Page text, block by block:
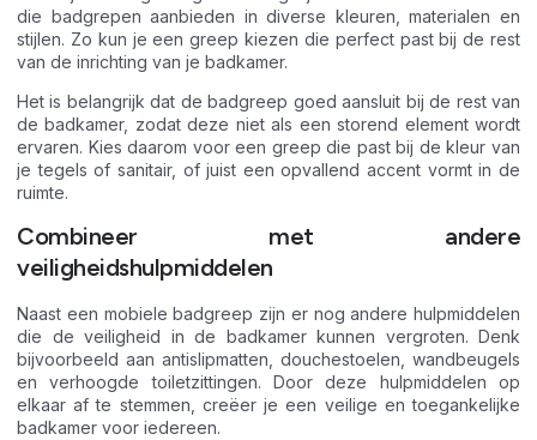
die badgrepen aanbieden in diverse kleuren, materialen en
stijlen. Zo kun je een greep kiezen die perfect past bij de rest
van de inrichting van je badkamer.
Het is belangrijk dat de badgreep goed aansluit bij de rest van
de badkamer, zodat deze niet als een storend element wordt
ervaren. Kies daarom voor een greep die past bij de kleur van
je tegels of sanitair, of juist een opvallend accent vormt in de
ruimte.
Combineer met andere
veiligheidshulpmiddelen
Naast een mobiele badgreep zijn er nog andere hulpmiddelen
die de veiligheid in de badkamer kunnen vergroten. Denk
bijvoorbeeld aan antislipmatten, douchestoelen, wandbeugels
en verhoogde toiletzittingen. Door deze hulpmiddelen op
elkaar af te stemmen, creëer je een veilige en toegankelijke
badkamer voor iedereen.